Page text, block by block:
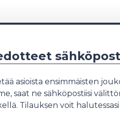
asioista ensimmäisten
saat ne sähköpostiisi
Tilauksen voit